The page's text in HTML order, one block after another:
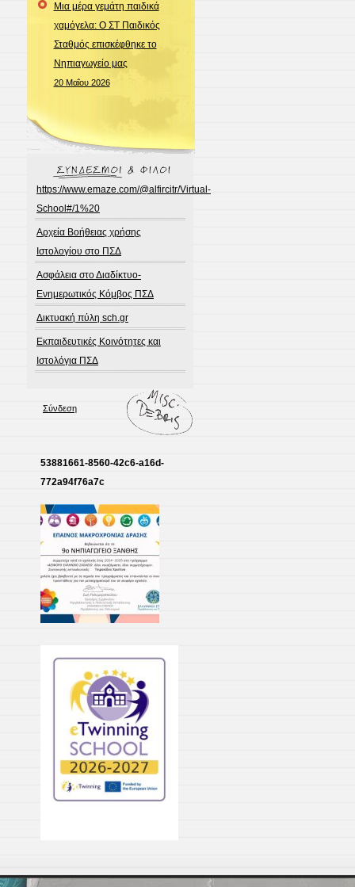
Μια μέρα γεμάτη παιδικά
χαμόγελα: Ο ΣΤ Παιδικός
Σταθμός επισκέφθηκε το
Νηπιαγωγείο μας
20 Μαΐου 2026
https://www.emaze.com/@alfircitr/Virtual-
School#/1%20
Αρχεία Βοήθειας χρήσης
Ιστολογίου στο ΠΣΔ
Ασφάλεια στο Διαδίκτυο-
Ενημερωτικός Κόμβος ΠΣΔ
Δικτυακή πύλη sch.gr
Εκπαιδευτικές Κοινότητες και
Ιστολόγια ΠΣΔ
Σύνδεση
53881661-8560-42c6-a16d-
772a94f76a7c